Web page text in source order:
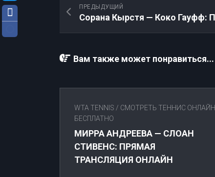
ПРЕДЫДУЩИЙ
Вам также может понравиться...
WTA TENNIS / СМОТРЕТЬ ТЕННИС ОНЛАЙН
БЕСПЛАТНО
МИРРА АНДРЕЕВА — СЛОАН
СТИВЕНС: ПРЯМАЯ
ТРАНСЛЯЦИЯ ОНЛАЙН